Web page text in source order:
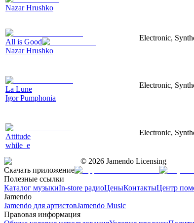
Nazar Hrushko
All is Good
Nazar Hrushko
Electronic,
La Lune
Igor Pumphonia
Electronic,
Attitude
while_e
Electronic,
© 2026 Jamendo Licensing
Скачать приложение
Полезные ссылки
Каталог музыкиIn-store радиоЦеныКонтактыЦентр
Jamendo
Jamendo для артистовJamendo Music
Правовая информация